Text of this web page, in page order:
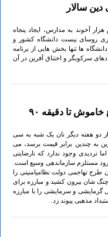
سالار
آخوند به مدارس، ایجاد پنجاه
روسای بیست دانشگاه کشور و
ها تنها بخش هایی از برنامه
سرکوبگر و اختناق آفرین در آن
تا دقیقه ۹٠
دو هفته دیگر نان یک شبه به سی
به چندین برابر قیمت برسد، می
تردیدی وجود ندارد که نارضایتی
رود مستلزم سازماندهی وسیع است.
تهاجمی دولت نظامیامنیتی را
شان بیرون کشید و مبارزه برای
و سرمایشی را با مبارزه
مذهبی پیوند زد.